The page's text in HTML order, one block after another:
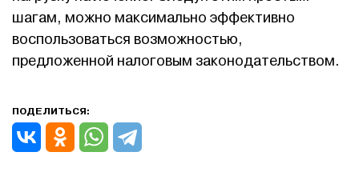
шагам, можно максимально эффективно
воспользоваться возможностью,
предложенной налоговым законодательством.
ПОДЕЛИТЬСЯ: